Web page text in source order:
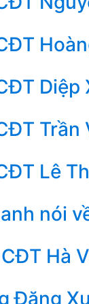
Trần
Lê
nói
Hà
Đặng